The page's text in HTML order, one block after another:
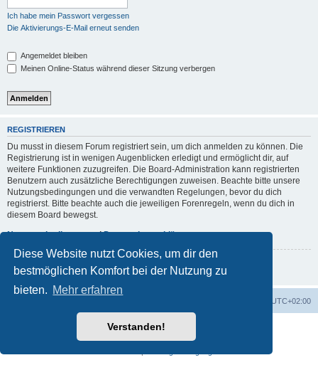
Diese Website nutzt Cookies, um dir den
bestmöglichen Komfort bei der Nutzung zu
bieten. Mehr erfahren
Verstanden!
Ich habe mein Passwort vergessen
Die Aktivierungs-E-Mail erneut senden
Angemeldet bleiben
Meinen Online-Status während dieser Sitzung verbergen
REGISTRIEREN
Du musst in diesem Forum registriert sein, um dich anmelden zu können. Die
Registrierung ist in wenigen Augenblicken erledigt und ermöglicht dir, auf
weitere Funktionen zuzugreifen. Die Board-Administration kann registrierten
Benutzern auch zusätzliche Berechtigungen zuweisen. Beachte bitte unsere
Nutzungsbedingungen und die verwandten Regelungen, bevor du dich
registrierst. Bitte beachte auch die jeweiligen Forenregeln, wenn du dich in
diesem Board bewegst.
Nutzungsbedingungen|Datenschutzerklärung
Registrieren
UTC+02:00
Powered byphpBB® Forum Software © phpBB Limited
phpBB.de